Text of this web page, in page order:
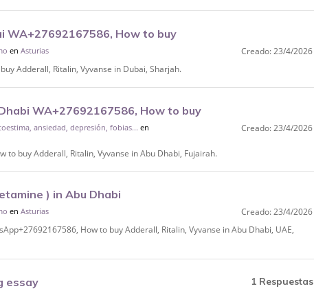
WA+27692167586, How to buy
Sharjah.
enAsturias
Creado: 23/4/2026
Adderall, Ritalin, Vyvanse in Dubai, Sharjah.
WA+27692167586, How to buy
ansiedad, depresión, fobias... en
Creado: 23/4/2026
to buy Adderall, Ritalin, Vyvanse in Abu Dhabi, Fujairah.
) in Abu Dhabi
Adderall, Ritalin, Vyvanse in
enAsturias
Creado: 23/4/2026
How to buy Adderall, Ritalin, Vyvanse in Abu Dhabi, UAE,
essay 1 Respuestas